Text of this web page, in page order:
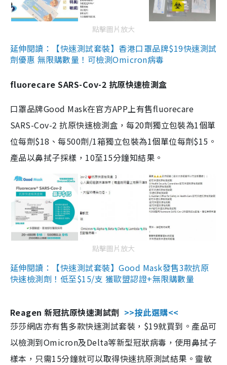
點擊圖片放大
延伸閱讀：【快速測試套裝】香港口罩品牌$19快速測試
劑優惠 無限購數量！可檢測Omicron病毒
fluorecare SARS-Cov-2 抗原快速檢測盒
口罩品牌Good Mask在官方APP上有售fluorecare
SARS-Cov-2 抗原快速檢測盒，每20劑獨立包裝為1個單
位每劑$18、每500劑/1箱獨立包裝為1個單位每劑$15。
產品以鼻拭子採樣，10至15分鐘知結果。
點擊圖片放大
延伸閱讀：【快速測試套裝】Good Mask發售3款抗原
快速檢測劑！低至$15/支 獲歐盟認證+無限購數量
Reagen 新冠抗原快速測試劑 >>按此選購<<
莎莎網店亦有售多款快速測試套裝，$19就買到。產品可
以檢測到Omicron及Delta等新型冠狀病毒，使用鼻拭子
樣本，只需15分鐘就可以取得快速抗原測試結果。靈敏